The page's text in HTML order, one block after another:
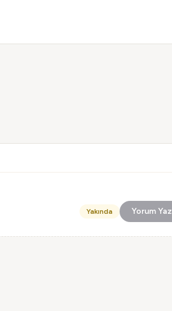
Yakında Yorum Yaz